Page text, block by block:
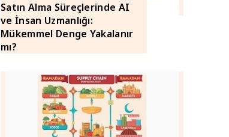
Satın Alma Süreçlerinde AI
ve İnsan Uzmanlığı:
Mükemmel Denge Yakalanır
mı?